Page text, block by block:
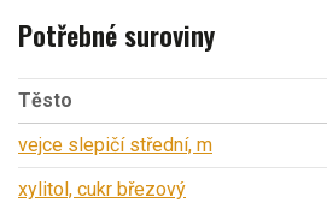
Potřebné suroviny
Těsto
vejce slepičí střední, m
xylitol, cukr březový